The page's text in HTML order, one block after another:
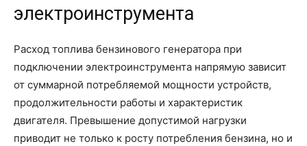
электроинструмента
Расход топлива бензинового генератора при
подключении электроинструмента напрямую зависит
от суммарной потребляемой мощности устройств,
продолжительности работы и характеристик
двигателя. Превышение допустимой нагрузки
приводит не только к росту потребления бензина, но и